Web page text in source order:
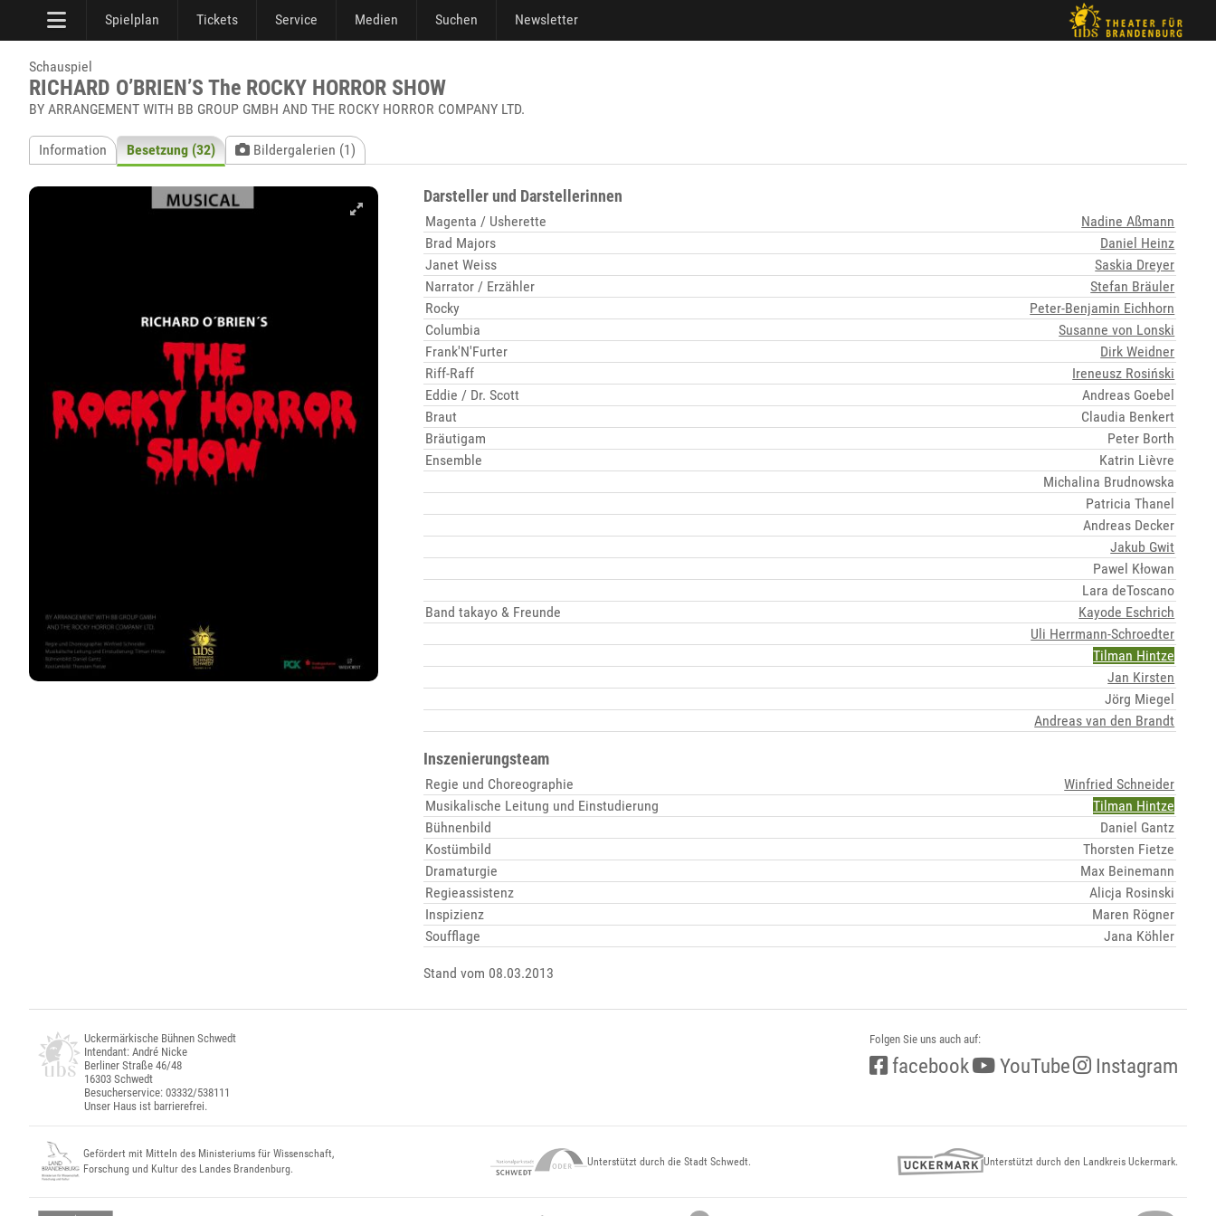
Spielplan Tickets Service Medien Suchen Newsletter
Schauspiel
RICHARD O’BRIEN’S The ROCKY HORROR SHOW
BY ARRANGEMENT WITH BB GROUP GMBH AND THE ROCKY HORROR COMPANY LTD.
Information Besetzung (32) Bildergalerien (1)
Darsteller und Darstellerinnen
Magenta / Usherette
Nadine Aßmann
Brad Majors
Daniel Heinz
Janet Weiss
Saskia Dreyer
Narrator / Erzähler
Stefan Bräuler
Rocky
Peter-Benjamin Eichhorn
Columbia
Susanne von Lonski
Frank'N'Furter
Dirk Weidner
Riff-Raff
Ireneusz Rosiński
Eddie / Dr. Scott
Andreas Goebel
Braut
Claudia Benkert
Bräutigam
Peter Borth
Ensemble
Katrin Lièvre
Michalina Brudnowska
Patricia Thanel
Andreas Decker
Jakub Gwit
Pawel Kłowan
Lara deToscano
Band takayo & Freunde
Kayode Eschrich
Uli Herrmann-Schroedter
Tilman Hintze
Jan Kirsten
Jörg Miegel
Andreas van den Brandt
Inszenierungsteam
Regie und Choreographie
Winfried Schneider
Musikalische Leitung und Einstudierung
Tilman Hintze
Bühnenbild
Daniel Gantz
Kostümbild
Thorsten Fietze
Dramaturgie
Max Beinemann
Regieassistenz
Alicja Rosinski
Inspizienz
Maren Rögner
Soufflage
Jana Köhler
Stand vom 08.03.2013
Uckermärkische Bühnen Schwedt
Intendant: André Nicke
Berliner Straße 46/48
16303 Schwedt
Besucherservice: 03332/538111
Unser Haus ist barrierefrei.
Folgen Sie uns auch auf:
facebook YouTube Instagram
Gefördert mit Mitteln des Ministeriums für Wissenschaft,
Forschung und Kultur des Landes Brandenburg.
Unterstützt durch die Stadt Schwedt. Unterstützt durch den Landkreis Uckermark.